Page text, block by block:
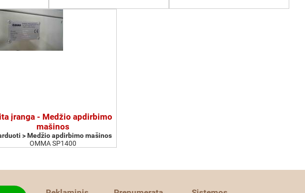
įranga - Medžio apdirbimo
mašinos
> Medžio apdirbimo mašinos
OMMA SP1400